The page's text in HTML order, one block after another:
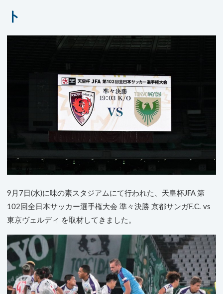
ト
9月7日(水)に味の素スタジアムにて行われた、天皇杯JFA 第
102回全日本サッカー選手権大会 準々決勝 京都サンガF.C. vs
東京ヴェルディ を取材してきました。